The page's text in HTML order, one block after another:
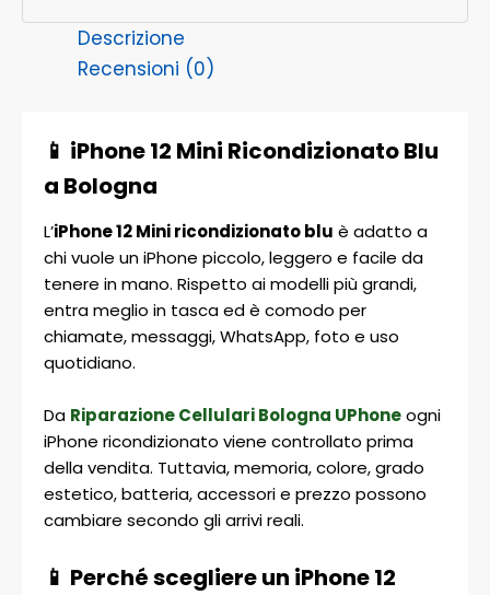
Descrizione
Recensioni (0)
📱 iPhone 12 Mini Ricondizionato Blu
a Bologna
L’iPhone 12 Mini ricondizionato blu è adatto a
chi vuole un iPhone piccolo, leggero e facile da
tenere in mano. Rispetto ai modelli più grandi,
entra meglio in tasca ed è comodo per
chiamate, messaggi, WhatsApp, foto e uso
quotidiano.
Da Riparazione Cellulari Bologna UPhoneogni
iPhone ricondizionato viene controllato prima
della vendita. Tuttavia, memoria, colore, grado
estetico, batteria, accessori e prezzo possono
cambiare secondo gli arrivi reali.
📱 Perché scegliere un iPhone 12